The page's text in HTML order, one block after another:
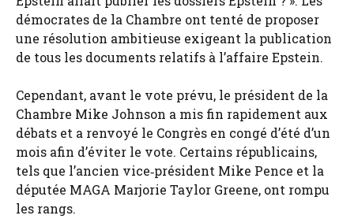
démocrates de la Chambre ont tenté de proposer
une résolution ambitieuse exigeant la publication
de tous les documents relatifs à l’affaire Epstein.
Cependant, avant le vote prévu, le président de la
Chambre Mike Johnson a mis fin rapidement aux
débats et a renvoyé le Congrès en congé d’été d’un
mois afin d’éviter le vote. Certains républicains,
tels que l’ancien vice‑président Mike Pence et la
députée MAGA Marjorie Taylor Greene, ont rompu
les rangs.